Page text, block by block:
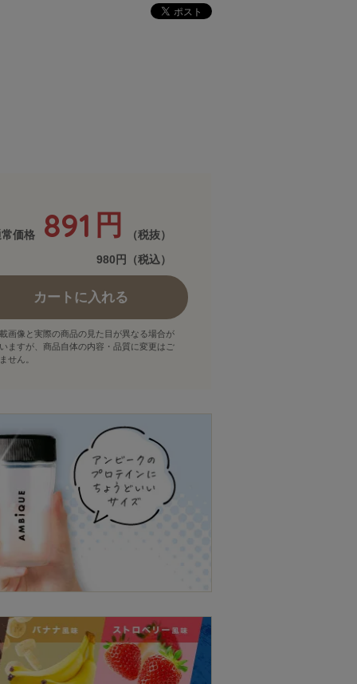
価格 891 円
（税抜）
980円（税込）
カートに入れる
画像と実際の商品の見た目が異なる場合が
ますが、商品自体の内容・品質に変更はご
せん。